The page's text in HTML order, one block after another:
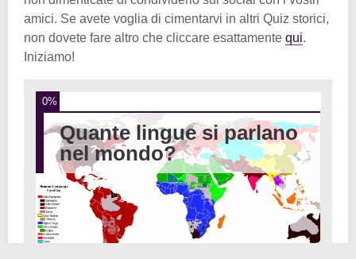
amici. Se avete voglia di cimentarvi in altri Quiz storici,
non dovete fare altro che cliccare esattamente qui.
Iniziamo!
0%
Quante lingue si parlano
nel mondo?